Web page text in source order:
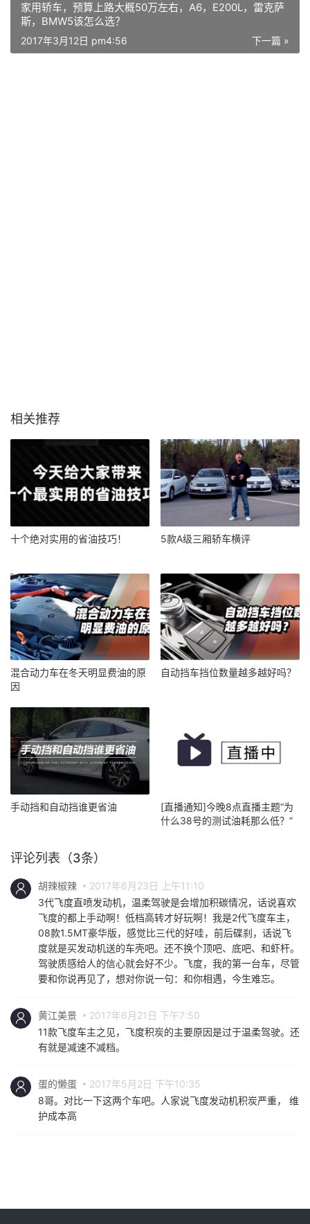
家用轿车，预算上路大概50万左右，A6，E200L，雷克萨
斯，BMW5该怎么选？
下一篇 »
2017年3月12日 pm4:56
相关推荐
十个绝对实用的省油技巧！ 5款A级三厢轿车横评
混合动力车在冬天明显费油的原
因
自动挡车挡位数量越多越好吗？
手动挡和自动挡谁更省油
[直播通知]今晚8点直播主题“为
什么38号的测试油耗那么低？”
评论列表（3条）
胡辣椒辣
2017年6月23日 上午11:10
3代飞度直喷发动机，温柔驾驶是会增加积碳情况，话说喜欢
飞度的都上手动啊！低档高转才好玩啊！我是2代飞度车主，
08款1.5MT豪华版，感觉比三代的好哇，前后碟刹，话说飞
度就是买发动机送的车壳吧。还不换个顶吧、底吧、和虾杆。
驾驶质感给人的信心就会好不少。飞度，我的第一台车，尽管
要和你说再见了，想对你说一句：和你相遇，今生难忘。
黄江美景
2017年6月21日 下午7:50
11款飞度车主之见，飞度积炭的主要原因是过于温柔驾驶。还
有就是减速不减档。
蛋的懒蛋
2017年5月2日 下午10:35
8哥。对比一下这两个车吧。人家说飞度发动机积炭严重， 维
护成本高